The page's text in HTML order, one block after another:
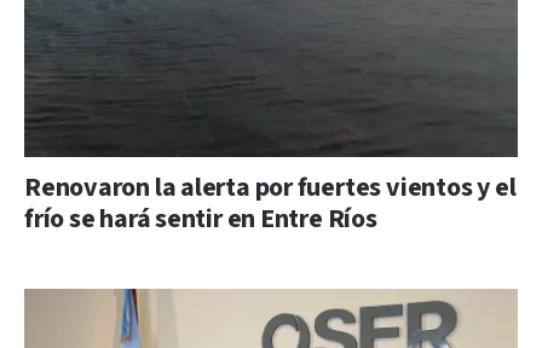
Renovaron la alerta por fuertes vientos y el
frío se hará sentir en Entre Ríos